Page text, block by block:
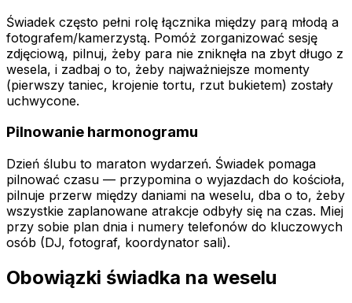
Świadek często pełni rolę łącznika między parą młodą a
fotografem/kamerzystą. Pomóż zorganizować sesję
zdjęciową, pilnuj, żeby para nie zniknęła na zbyt długo z
wesela, i zadbaj o to, żeby najważniejsze momenty
(pierwszy taniec, krojenie tortu, rzut bukietem) zostały
uchwycone.
Pilnowanie harmonogramu
Dzień ślubu to maraton wydarzeń. Świadek pomaga
pilnować czasu — przypomina o wyjazdach do kościoła,
pilnuje przerw między daniami na weselu, dba o to, żeby
wszystkie zaplanowane atrakcje odbyły się na czas. Miej
przy sobie plan dnia i numery telefonów do kluczowych
osób (DJ, fotograf, koordynator sali).
Obowiązki świadka na weselu